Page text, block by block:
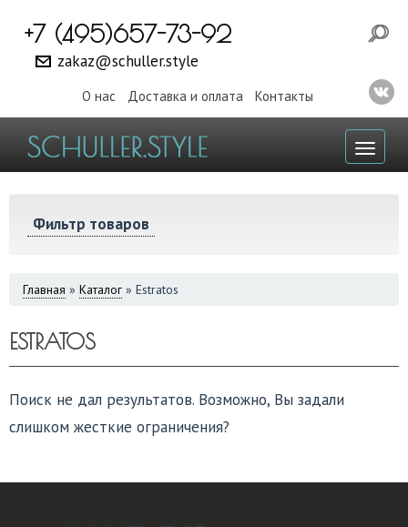
+7 (495)657-73-92
zakaz@schuller.style
О нас Доставка и оплата Контакты
Фильтр товаров
ВЫ
Главная » Каталог » Estratos
ESTRATOS
Поиск не дал результатов. Возможно, Вы задали
слишком жесткие ограничения?